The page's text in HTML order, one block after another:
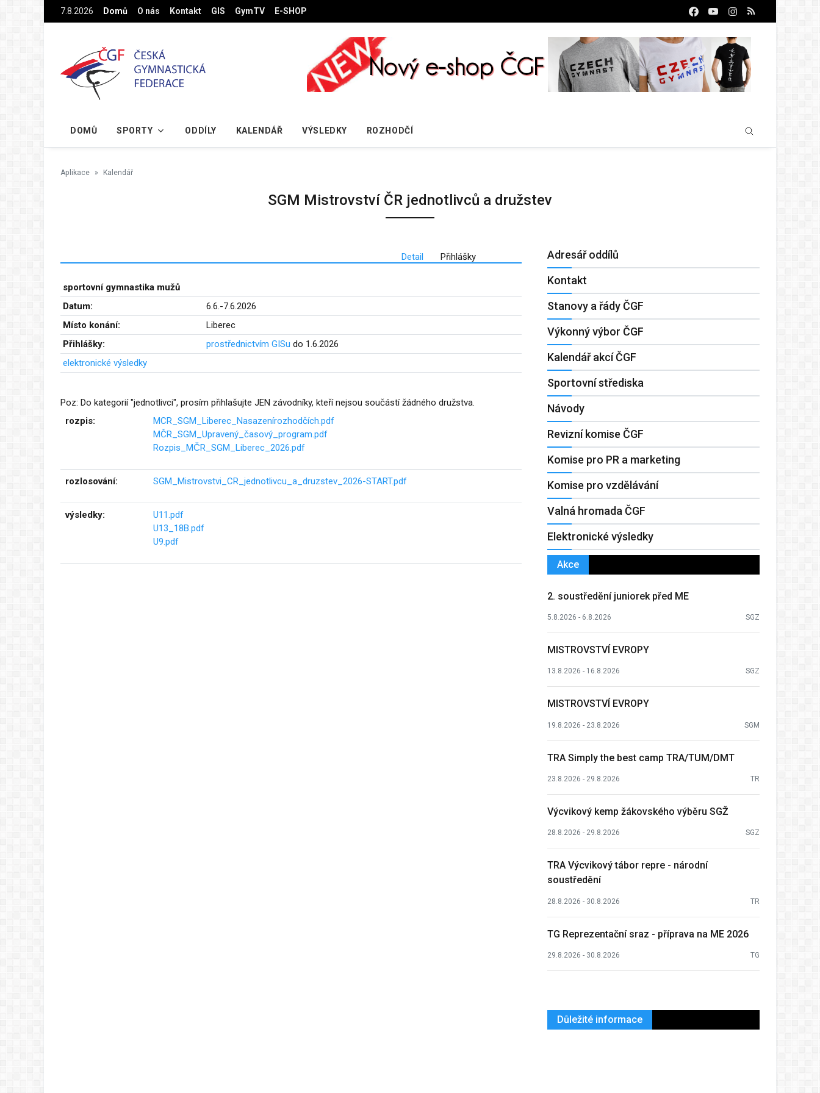
Na hlavní obsah7.8.2026 Domů O nás Kontakt GIS GymTV E-SHOP
DOMŮ SPORTY ODDÍLY KALENDÁŘ VÝSLEDKY ROZHODČÍ
Aplikace Kalendář
SGM Mistrovství ČR jednotlivců a družstev
Detail Přihlášky
sportovní gymnastika mužů
Datum:
6.6.-7.6.2026
Místo konání:
Liberec
Přihlášky:
prostřednictvím GISu do 1.6.2026
elektronické výsledky
Poz: Do kategorií "jednotlivci", prosím přihlašujte JEN závodníky, kteří nejsou součástí žádného družstva.
rozpis:
MCR_SGM_Liberec_Nasazenírozhodčích.pdf
MČR_SGM_Upravený_časový_program.pdf
Rozpis_MČR_SGM_Liberec_2026.pdf
rozlosování: SGM_Mistrovstvi_CR_jednotlivcu_a_druzstev_2026-START.pdf
výsledky:
U11.pdf
U13_18B.pdf
U9.pdf
Adresář oddílů
Kontakt
Stanovy a řády ČGF
Výkonný výbor ČGF
Kalendář akcí ČGF
Sportovní střediska
Návody
Revizní komise ČGF
Komise pro PR a marketing
Komise pro vzdělávání
Valná hromada ČGF
Elektronické výsledky
Akce
2. soustředění juniorek před ME
5.8.2026 - 6.8.2026 SGZ
MISTROVSTVÍ EVROPY
13.8.2026 - 16.8.2026 SGZ
MISTROVSTVÍ EVROPY
19.8.2026 - 23.8.2026 SGM
TRA Simply the best camp TRA/TUM/DMT
23.8.2026 - 29.8.2026 TR
Výcvikový kemp žákovského výběru SGŽ
28.8.2026 - 29.8.2026 SGZ
TRA Výcvikový tábor repre - národní
soustředění
28.8.2026 - 30.8.2026 TR
TG Reprezentační sraz - příprava na ME 2026
29.8.2026 - 30.8.2026 TG
Důležité informace